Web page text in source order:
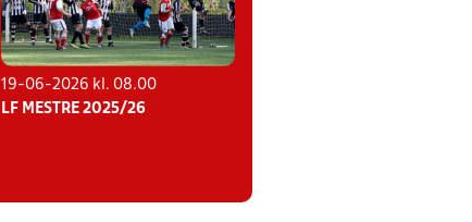
19-06-2026 kl. 08.00
LF MESTRE 2025/26